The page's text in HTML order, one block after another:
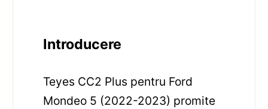
Introducere
Teyes CC2 Plus pentru Ford
Mondeo 5 (2022-2023) promite